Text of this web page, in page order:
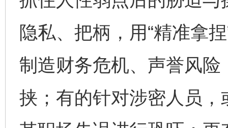
隐私、把柄，用“精准拿
制造财务危机、声誉风险
挟；有的针对涉密人员